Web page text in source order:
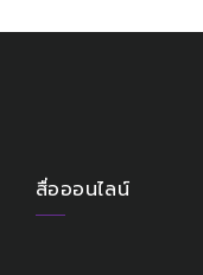
สื่อออนไลน์